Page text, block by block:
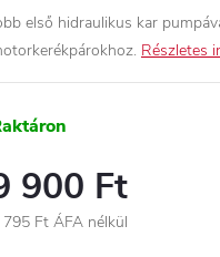
első hidraulikus kar
Részletes
900 Ft
795 Ft ÁFA nélkül